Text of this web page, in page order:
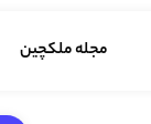
مجله ملکچین